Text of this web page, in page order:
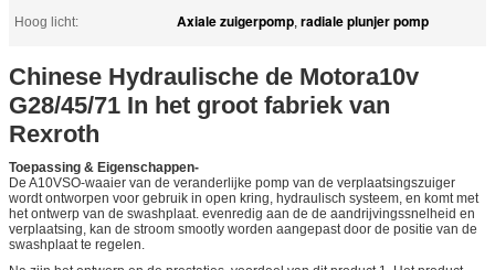
Hoog licht:
Axiale zuigerpomp, radiale plunjer pomp
Chinese Hydraulische de Motora10v
G28/45/71 In het groot fabriek van
Rexroth
Toepassing & Eigenschappen-
De A10VSO-waaier van de veranderlijke pomp van de verplaatsingszuiger
wordt ontworpen voor gebruik in open kring, hydraulisch systeem, en komt met
het ontwerp van de swashplaat. evenredig aan de de aandrijvingssnelheid en
verplaatsing, kan de stroom smootly worden aangepast door de positie van de
swashplaat te regelen.